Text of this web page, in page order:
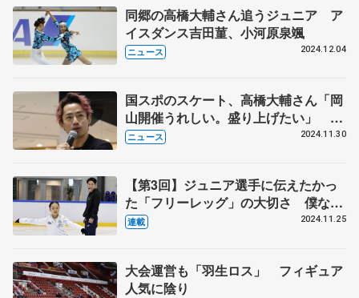
同郷の高橋大輔さん追うジュニア ア
イスダンス吉田菫、小河原泉颯
ニュース 2024.12.04
国スポのスケート、高橋大輔さん「岡
山開催うれしい。盛り上げたい」 村
元哉中さんとトークイベント
ニュース 2024.11.30
【第3回】ジュニア選手に伝えたかっ
た「フリーレッグ」の大切さ 僕なり
のアドバイスで、これからもお手伝い
連載 2024.11.25
大会運営も「羽生ロス」 フィギュア
人気に陰り